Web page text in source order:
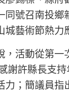
同號召南投鄉
城藝術節熱力
活動從第一
謝許縣長支
力；簡議員指